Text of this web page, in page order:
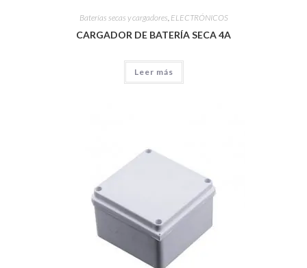
Baterías secas y cargadores ELECTRÓNICOS
CARGADOR DE BATERÍA SECA 4A
Leer más